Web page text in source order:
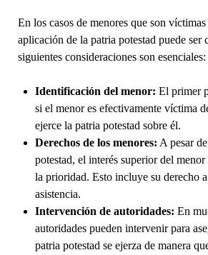
En los casos de menores que son víctimas
aplicación de la patria potestad puede ser
siguientes consideraciones son esenciales:
Identificación del menor: El primer
si el menor es efectivamente víctima
ejerce la patria potestad sobre él.
Derechos de los menores: A pesar
potestad, el interés superior del menor
la prioridad. Esto incluye su derecho
asistencia.
Intervención de autoridades: En
autoridades pueden intervenir para
patria potestad se ejerza de manera